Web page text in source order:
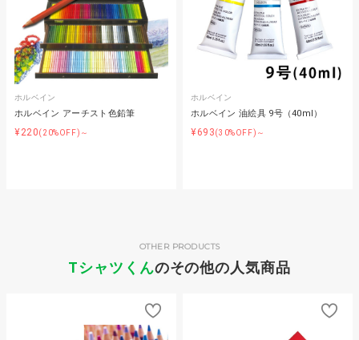
ホルベイン
ホルベイン アーチスト色鉛筆
¥220(20%OFF)～
ホルベイン
ホルベイン 油絵具 9号（40ml）
¥693(30%OFF)～
Tシャツくんのその他の人気商品
OTHER PRODUCTS